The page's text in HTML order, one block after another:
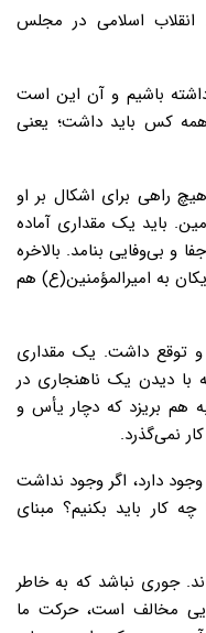
انقلاب اسلامی در مجلس
باشیم و آن این است
کس باید داشت؛ یعنی
راهی برای اشکال بر او
باید یک مقداری آماده
و بی‌وفایی بنامد. بالاخره
به امیرالمؤمنین(ع) هم
و توقع داشت. یک مقداری
با دیدن یک ناهنجاری در
بریزد که دچار یأس و
نمی‌گذرد.
دارد، اگر وجود نداشت
کار باید بکنیم؟ مبنای
جوری نباشد که به خاطر
مخالف است، حرکت ما